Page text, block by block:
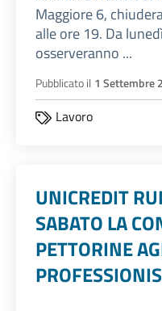
Maggiore 6,
alle ore 19. Da
osserveranno ...
Pubblicato il 1 Settembre
Lavoro
UNICREDIT
SABATO LA
PETTORINE